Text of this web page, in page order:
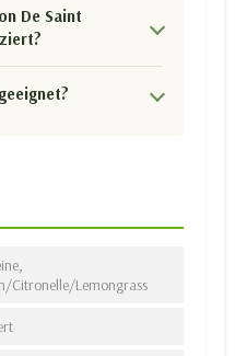
De Saint
Citronelle/Lemongrass